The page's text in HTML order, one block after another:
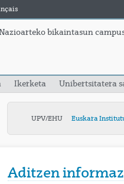
Ikerketa Unibertsitatera
UPV/EHU Euskara
Aditzen